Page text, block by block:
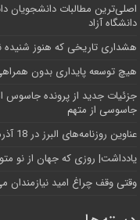
اصلی‌ترین مطالبات دانشجویان
دانشگاه آز‌اد
هشداری تاریخی که هنوز
هیچ توسعه پایداری بدون
جزئیات جدید از پرونده
جاسوسی از متهم
عناوین روزنامه‌های البرز در ‌18 آذرماه/صدرنشینی در ارائه خدمات زایمان بی‌درد
یادداشت| روزی که جهان از نو
وقتی وقف چراغ امید نیازمندان